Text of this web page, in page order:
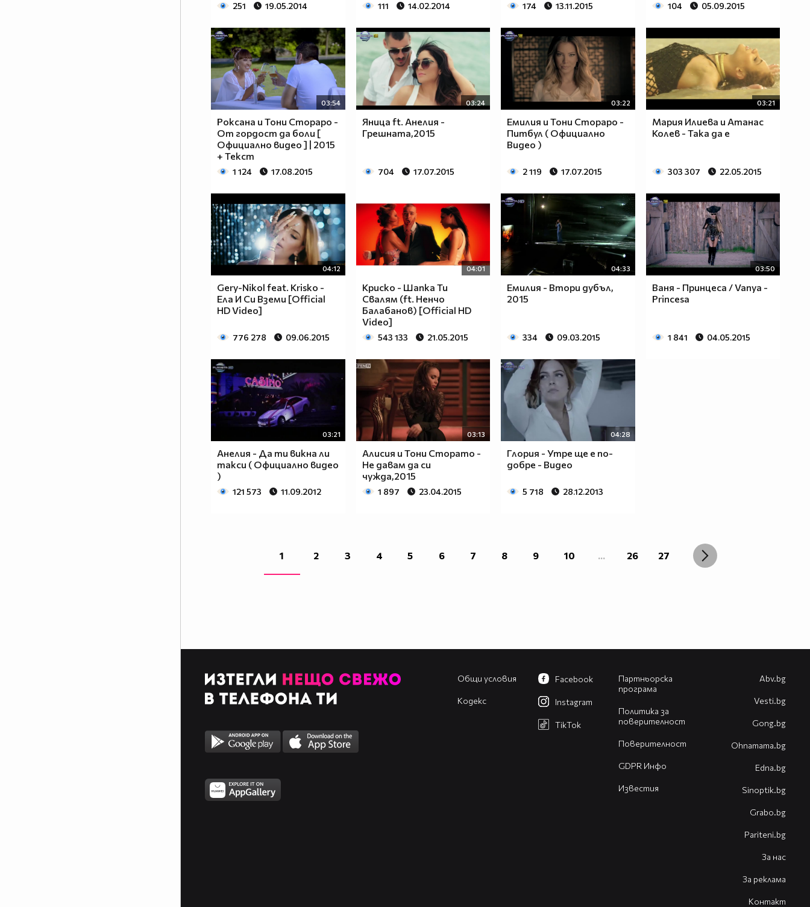
251 19.05.2014 111 14.02.2014 174 13.11.2015 104 05.09.2015
03:54
Роксана и Тони Стораро -
От гордост да боли [
Официално видео ] | 2015
+ Текст
1 124 17.08.2015
03:24
Яница ft. Анелия -
Грешнaта,2015
704 17.07.2015
03:22
Емилия и Тони Стораро -
Питбул ( Официално
Видео )
2 119 17.07.2015
03:21
Мария Илиева и Атанас
Колев - Така да е
303 307 22.05.2015
04:12
Gery-Nikol feat. Krisko -
Ела И Си Вземи [Official
HD Video]
776 278 09.06.2015
04:01
Криско - Шапка Ти
Свалям (ft. Ненчо
Балабанов) [Official HD
Video]
543 133 21.05.2015
04:33
Емилия - Втори дубъл,
2015
334 09.03.2015
03:50
Ваня - Принцеса / Vanya -
Princesa
1 841 04.05.2015
03:21
Анелия - Да ти викна ли
такси ( Официално видео
)
121 573 11.09.2012
03:13
Алисия и Тони Сторато -
Не давам да си
чужда,2015
1 897 23.04.2015
04:28
Глория - Утре ще е по-
добре - Видео
5 718 28.12.2013
1 2 3 4 5 6 7 8 9 10 ... 26 27
Общи условия
Кодекс
Партньорска
програма
Политика за
поверителност
Поверителност
GDPR Инфо
Известия
Facebook
Instagram
TikTok
Abv.bg
Vesti.bg
Gong.bg
Оhnamama.bg
Edna.bg
Sinoptik.bg
Grabo.bg
Pariteni.bg
За нас
За реклама
Контакт